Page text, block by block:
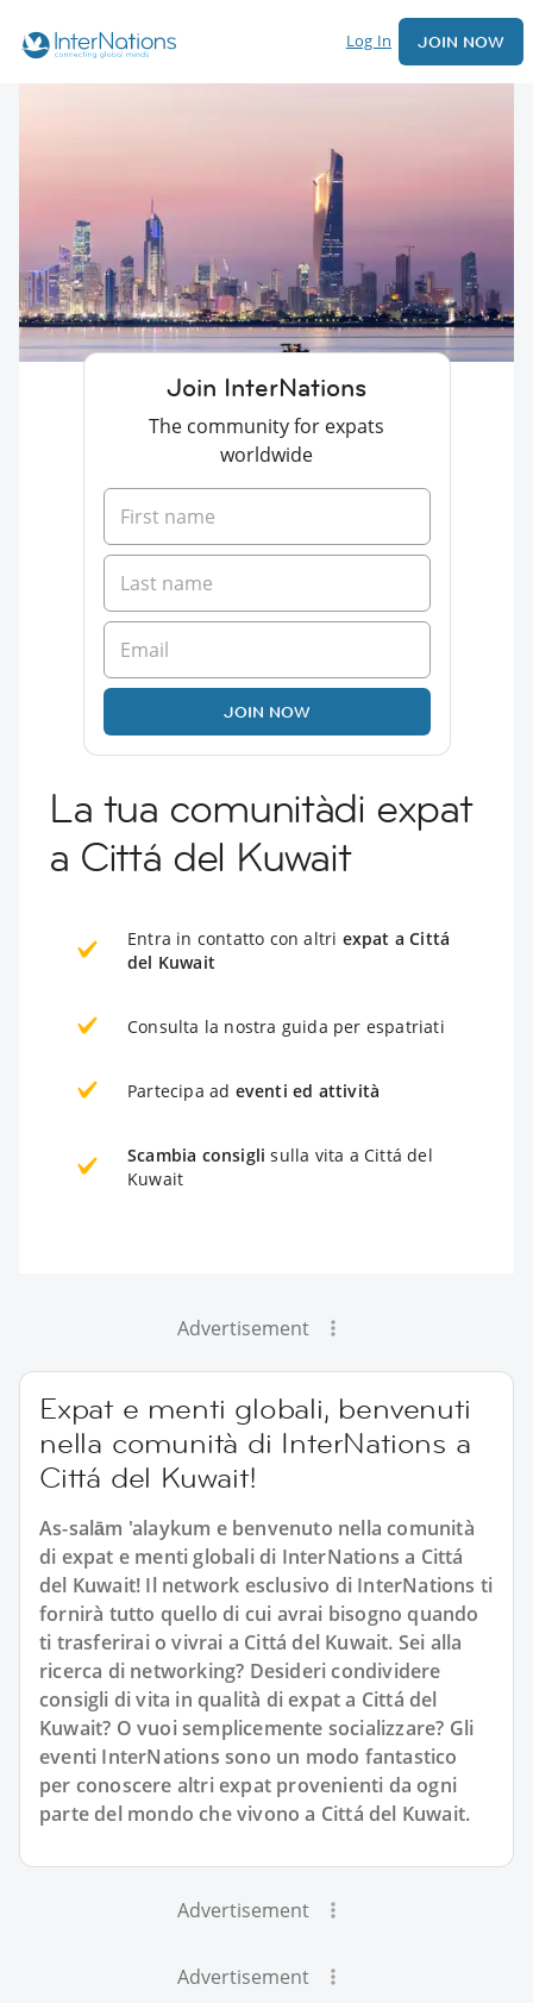
Log In JOIN NOW
Join InterNations
The community for expats
worldwide
JOIN NOW
La tua comunitàdi expat
a Cittá del Kuwait
Entra in contatto con altri expat a Cittá
del Kuwait
Consulta la nostra guida per espatriati
Partecipa ad eventi ed attività
Scambia consigli sulla vita a Cittá del
Kuwait
Advertisement
Expat e menti globali, benvenuti
nella comunità di InterNations a
Cittá del Kuwait!
As-salām 'alaykum e benvenuto nella comunità
di expat e menti globali di InterNations a Cittá
del Kuwait! Il network esclusivo di InterNations ti
fornirà tutto quello di cui avrai bisogno quando
ti trasferirai o vivrai a Cittá del Kuwait. Sei alla
ricerca di networking? Desideri condividere
consigli di vita in qualità di expat a Cittá del
Kuwait? O vuoi semplicemente socializzare? Gli
eventi InterNations sono un modo fantastico
per conoscere altri expat provenienti da ogni
parte del mondo che vivono a Cittá del Kuwait.
Advertisement
Advertisement